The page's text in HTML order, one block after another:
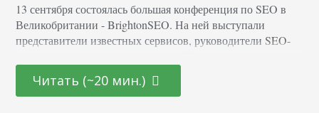
13 сентября состоялась большая конференция по SEO в
Великобритании - BrightonSEO. На ней выступали
представители известных сервисов, руководители SEO-
часть выжимок из докладов. Если владеете разговорным
английским, то вот запись всех докладов: Сегодня вы
Читать (~20 мин.)